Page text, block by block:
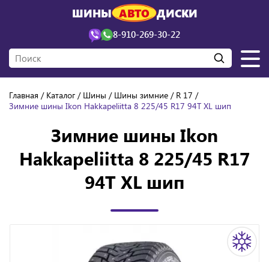
ШИНЫ АВТО ДИСКИ
8-910-269-30-22
Главная Каталог Шины Шины зимние
R 17
Зимние шины Ikon Hakkapeliitta 8 225/45 R17 94T XL шип
Зимние шины Ikon
Hakkapeliitta 8 225/45 R17
94T XL шип